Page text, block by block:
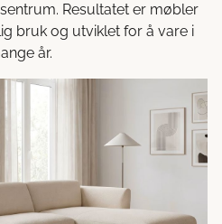
Resultatet er møbler
bruk og utviklet for å vare i
år.